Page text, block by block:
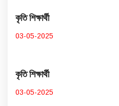
কৃতি শিক্ষার্থী
03-05-2025
কৃতি শিক্ষার্থী
03-05-2025